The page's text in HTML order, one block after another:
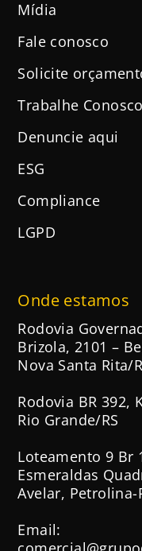
Mídia
Fale conosco
Solicite
Trabalhe Conosco
Denuncie aqui
ESG
Compliance
LGPD
Onde estamos
Rodovia
Brizola, 2101 –
Nova Santa Rita/
Rodovia BR 392,
Rio Grande/RS
Loteamento 9 Br
Esmeraldas
Avelar, Petrolina-
Email: